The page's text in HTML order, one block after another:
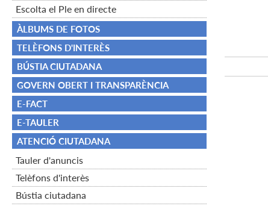
Escolta el Ple en directe
ÀLBUMS DE FOTOS
TELÈFONS D'INTERÈS
BÚSTIA CIUTADANA
GOVERN OBERT I TRANSPARÈNCIA
E-FACT
E-TAULER
ATENCIÓ CIUTADANA
Tauler d'anuncis
Telèfons d'interès
Bústia ciutadana